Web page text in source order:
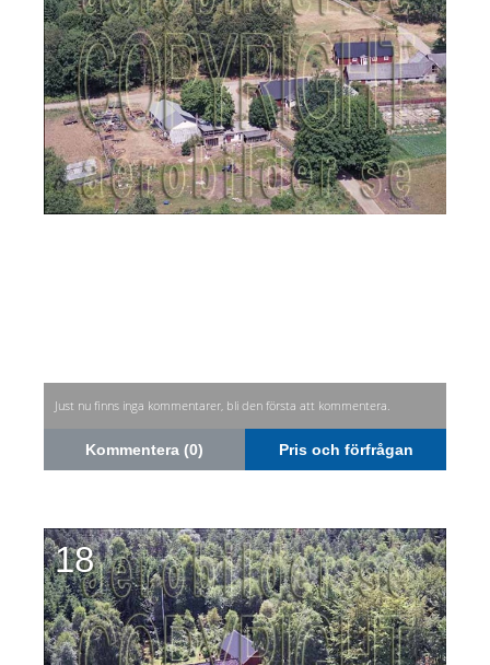
Just nu finns inga kommentarer, bli den första att kommentera.
Kommentera (0) Pris och förfrågan
18